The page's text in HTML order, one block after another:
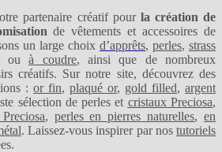
partenaire créatif pourla création de
de vêtements et accessoires de
un large choix d’apprêts, perles, strass
ouà coudre, ainsi que de nombreux
créatifs. Sur notre site, découvrez des
: or fin, plaqué or, gold filled, argent
sélection de perles et cristaux Preciosa,
, perles en pierres naturelles, en
. Laissez-vous inspirer par nostutoriels